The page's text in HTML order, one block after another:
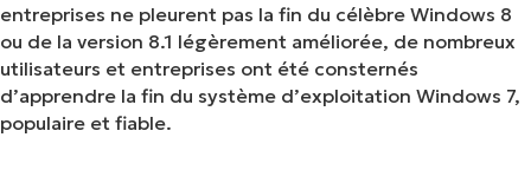
entreprises ne pleurent pas la fin du célèbre Windows 8
ou de la version 8.1 légèrement améliorée, de nombreux
utilisateurs et entreprises ont été consternés
d’apprendre la fin du système d’exploitation Windows 7,
populaire et fiable.